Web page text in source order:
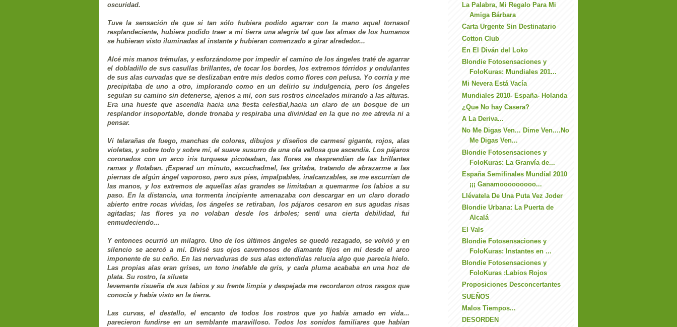
oscuridad.
Tuve la sensación de que si tan sólo hubiera podido agarrar con la mano aquel tornasol
resplandeciente, hubiera podido traer a mi tierra una alegría tal que las almas de los humanos
se hubieran visto iluminadas al instante y hubieran comenzado a girar alrededor...
Alcé mis manos trémulas, y esforzándome por impedir el camino de los ángeles traté de agarrar
el dobladillo de sus casullas brillantes, de tocar los bordes, los extremos tórridos y ondulantes
de sus alas curvadas que se deslizaban entre mis dedos como flores con pelusa. Yo corría y me
precipitaba de uno a otro, implorando como en un delirio su indulgencia, pero los ángeles
seguían su camino sin detenerse, ajenos a mí, con sus rostros cincelados mirando a las alturas.
Era una hueste que ascendía hacia una fiesta celestial,hacia un claro de un bosque de un
resplandor insoportable, donde tronaba y respiraba una divinidad en la que no me atrevía ni a
pensar.
Vi telarañas de fuego, manchas de colores, dibujos y diseños de carmesí gigante, rojos, alas
violetas, y sobre todo y sobre mí, el suave susurro de una ola vellosa que ascendía. Los pájaros
coronados con un arco iris turquesa picoteaban, las flores se desprendían de las brillantes
ramas y flotaban. ¡Esperad un minuto, escuchadme!, les gritaba, tratando de abrazarme a las
piernas de algún ángel vaporoso, pero sus pies, impalpables, inalcanzables, se me escurrían de
las manos, y los extremos de aquellas alas grandes se limitaban a quemarme los labios a su
paso. En la distancia, una tormenta incipiente amenazaba con descargar en un claro dorado
abierto entre rocas vívidas, los ángeles se retiraban, los pájaros cesaron en sus agudas risas
agitadas; las flores ya no volaban desde los árboles; sentí una cierta debilidad, fui
enmudeciendo...
Y entonces ocurrió un milagro. Uno de los últimos ángeles se quedó rezagado, se volvió y en
silencio se acercó a mí. Divisé sus ojos cavernosos de diamante fijos en mí desde el arco
imponente de su ceño. En las nervaduras de sus alas extendidas relucía algo que parecía hielo.
Las propias alas eran grises, un tono inefable de gris, y cada pluma acababa en una hoz de
plata. Su rostro, la silueta
levemente risueña de sus labios y su frente limpia y despejada me recordaron otros rasgos que
conocía y había visto en la tierra.
Las curvas, el destello, el encanto de todos los rostros que yo había amado en vida...
parecieron fundirse en un semblante maravilloso. Todos los sonidos familiares que habían
La Palabra, Mi Regalo Para Mi
Amiga Bárbara
Carta Urgente Sin Destinatario
Cotton Club
En El Diván del Loko
Blondie Fotosensaciones y
FoloKuras: Mundiales 201...
Mi Nevera Está Vacía
Mundiales 2010- España- Holanda
¿Que No hay Casera?
A La Deriva...
No Me Digas Ven... Dime Ven....No
Me Digas Ven...
Blondie Fotosensaciones y
FoloKuras: La Granvía de...
España Semifinales Mundíal 2010
¡¡¡ Ganamooooooooo...
Llévatela De Una Puta Vez Joder
Blondie Urbana: La Puerta de
Alcalá
El Vals
Blondie Fotosensaciones y
FoloKuras: Instantes en ...
Blondie Fotosensaciones y
FoloKuras :Labios Rojos
Proposiciones Desconcertantes
SUEÑOS
Malos Tiempos...
DESORDEN